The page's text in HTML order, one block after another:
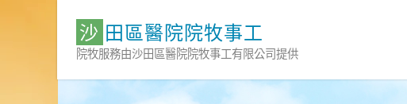
沙 田區醫院院牧事工
院牧服務由沙田區醫院院牧事工有限公司提供